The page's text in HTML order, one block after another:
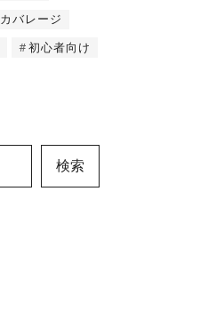
カバレージ
初心者向け
検索